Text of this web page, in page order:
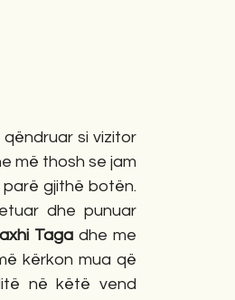
më thosh se jam
parë gjithë botën.
dhe punuar
Taga dhe me
kërkon mua që
në këtë vend